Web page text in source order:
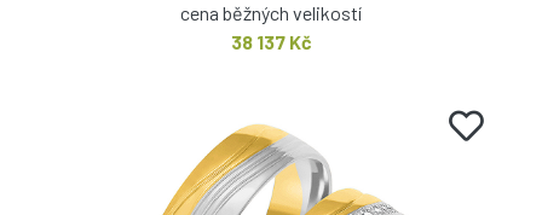
cena běžných velikostí
38 137 Kč